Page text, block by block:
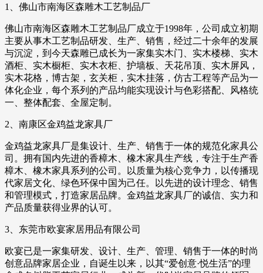
1、佛山市南海区森雕木工艺制品厂
佛山市南海区森雕木工艺制品厂成立于1998年，公司成立初期
主要从事木工艺制品研发、生产、销售，经过二十余年的发展
与沉淀，到今天森雕已成长为一家集实木门、实木楼梯、实木
酒柜、实木橱柜、实木衣柜、护墙板、天花吊顶、实木屏风，
实木花格，博古架，玄关柜，实木挂落，仿古工程等产品为一
体化企业，每个系列的产品均能实现设计与色彩搭配、风格统
一、整体配套、全屋定制。
2、南康区金鸡益龙家具厂
金鸡益龙家具厂是集设计、生产、销售于一体的规范化家具公
司。拥有国内先进的香樟木、橡木家具生产线，专注于生产香
樟木、橡木家具系列的公司。以质量为核心竞争力，以传播现
代家居文化、绿色环保中国为己任。以先进的设计理念、销售
和管理模式，打造家居品牌。金鸡益龙家具厂的诚信、实力和
产品质量获得业界的认可。
3、东莞市欧宴家居用品有限公司
欧宴已是一家集研发、设计、生产、管理、销售于一体的时尚
创意品牌家居企业，自诞生以来，以其“爱创意·悦生活”的理